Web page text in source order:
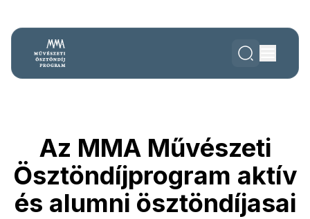
Az MMA Művészeti
Ösztöndíjprogram aktív
és alumni ösztöndíjasai